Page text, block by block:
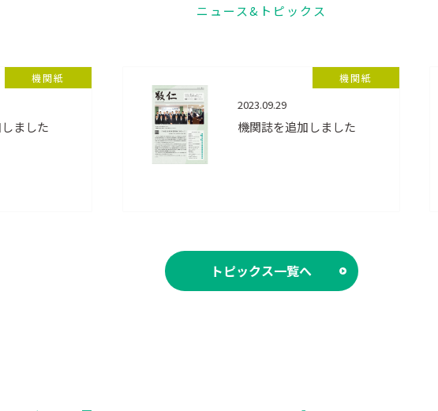
ニュース&トピックス
機関紙
ました
機関紙
2023.09.29
機関誌を追加しました
トピックス一覧へ